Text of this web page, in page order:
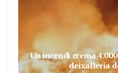
Un incendi crema
deixalleria